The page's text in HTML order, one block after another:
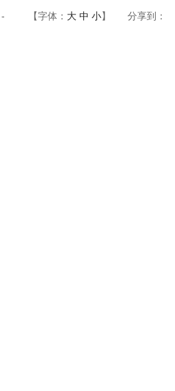
- 【字体： 大 中 小】 分享到：